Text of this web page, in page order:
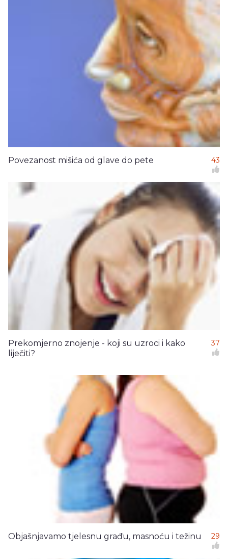
Povezanost mišića od glave do pete 43
Prekomjerno znojenje - koji su uzroci i kako
liječiti?
37
Objašnjavamo tjelesnu građu, masnoću i težinu 29